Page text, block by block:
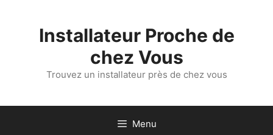
Installateur Proche de
chez Vous
Trouvez un installateur près de chez vous
Menu